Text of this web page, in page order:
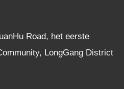
Road, het eerste
LongGang District